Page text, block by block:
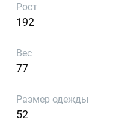
Рост
192
Вес
77
Размер одежды
52